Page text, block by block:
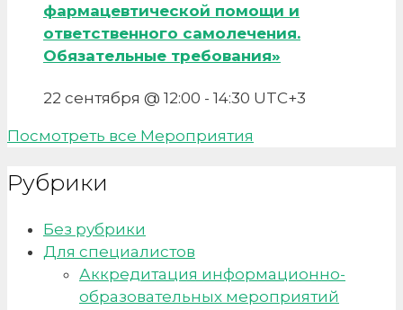
фармацевтической помощи и
ответственного самолечения.
Обязательные требования»
22 сентября @ 12:00 - 14:30 UTC+3
Посмотреть все Мероприятия
Рубрики
Без рубрики
Для специалистов
Аккредитация информационно-
образовательных мероприятий